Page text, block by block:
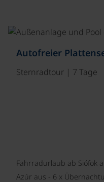
Autofreier
Sternradtour | 7 Tage
Fahrradurlaub ab Siófok
Azúr aus - 6 x